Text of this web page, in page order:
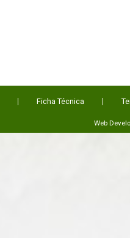
Ficha Técnica
Web